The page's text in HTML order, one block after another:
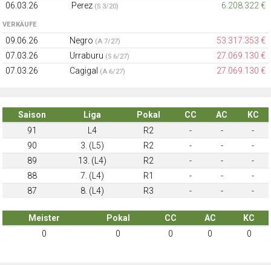
06.03.26
Perez (S 3/20) 6.208.322 €
VERKÄUFE
09.06.26 Negro (A 7/27)
53.317.353 €
07.03.26
Urraburu (S 6/27)
27.069.130 €
07.03.26
Cagigal (A 6/27) 27.069.130 €
Saison Liga Pokal CC AC
KC
91
L4 R2 - -
-
90
3. (L5) R2 - -
-
89
13. (L4) R2 - -
-
88
7. (L4) R1 - -
-
87
8. (L4) R3 - - -
Meister Pokal CC AC
KC
0
0 0 0 0